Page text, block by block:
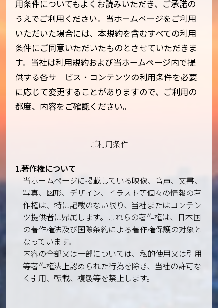
用条件についてもよくお読みいただき、ご承諾の
うえでご利用ください。当ホームページをご利用
いただいた場合には、本規約を含むすべての利用
条件にご同意いただいたものとさせていただきま
す。当社は利用規約および当ホームページ内で提
供する各サービス・コンテンツの利用条件を必要
に応じて変更することがありますので、ご利用の
都度、内容をご確認ください。
ご利用条件
1.著作権について
当ホームページに掲載している映像、音声、文書、
写真、図形、デザイン、イラスト等個々の情報の著
作権は、特に記載のない限り、当社またはコンテン
ツ提供者に帰属します。これらの著作権は、日本国
の著作権法及び国際条約による著作権保護の対象と
なっています。
内容の全部又は一部については、私的使用又は引用
等著作権法上認められた行為を除き、当社の許可な
く引用、転載、複製等を禁止します。